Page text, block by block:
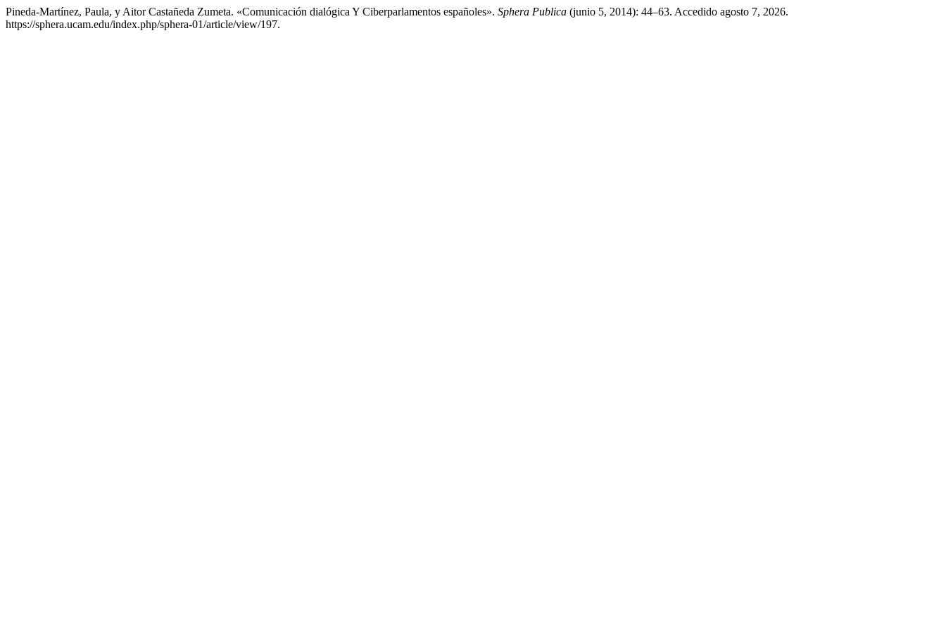
Pineda-Martínez, Paula, y Aitor Castañeda Zumeta. «Comunicación dialógica Y Ciberparlamentos españoles». Sphera Publica (junio 5, 2014): 44–63. Accedido agosto 7, 2026.
https://sphera.ucam.edu/index.php/sphera-01/article/view/197.